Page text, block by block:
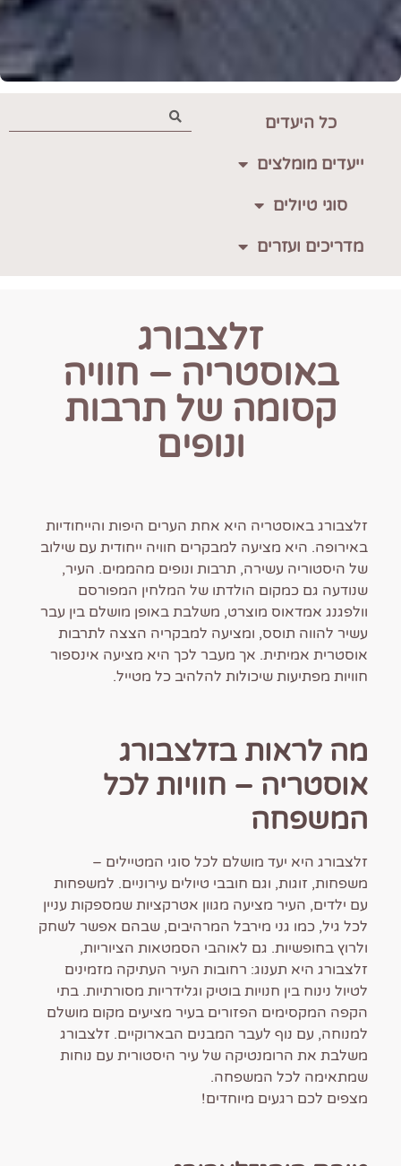
כל היעדים
ייעדים מומלצים
סוגי טיולים
מדריכים ועזרים
זלצבורג
באוסטריה – חוויה
קסומה של תרבות
ונופים
זלצבורג באוסטריה היא אחת הערים היפות והייחודיות
באירופה. היא מציעה למבקרים חוויה ייחודית עם שילוב
של היסטוריה עשירה, תרבות ונופים מהממים. העיר,
שנודעה גם כמקום הולדתו של המלחין המפורסם
וולפגנג אמדאוס מוצרט, משלבת באופן מושלם בין עבר
עשיר להווה תוסס, ומציעה למבקריה הצצה לתרבות
אוסטרית אמיתית. אך מעבר לכך היא מציעה אינספור
חוויות מפתיעות שיכולות להלהיב כל מטייל.
מה לראות בזלצבורג
אוסטריה – חוויות לכל
המשפחה
זלצבורג היא יעד מושלם לכל סוגי המטיילים –
משפחות, זוגות, וגם חובבי טיולים עירוניים. למשפחות
עם ילדים, העיר מציעה מגוון אטרקציות שמספקות עניין
לכל גיל, כמו גני מירבל המרהיבים, שבהם אפשר לשחק
ולרוץ בחופשיות. גם לאוהבי הסמטאות הציוריות,
זלצבורג היא תענוג: רחובות העיר העתיקה מזמינים
לטיול נינוח בין חנויות בוטיק וגלידריות מסורתיות. בתי
הקפה המקסימים הפזורים בעיר מציעים מקום מושלם
למנוחה, עם נוף לעבר המבנים הבארוקיים. זלצבורג
משלבת את הרומנטיקה של עיר היסטורית עם נוחות
שמתאימה לכל המשפחה.
מצפים לכם רגעים מיוחדים!